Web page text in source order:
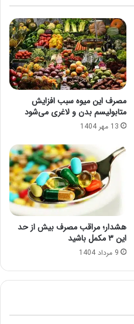
مصرف این میوه سبب افزایش
متابولیسم بدن و لاغری می‌شود
13 مهر 1404
هشدار؛ مراقب مصرف بیش‌ از حد
این ۳ مکمل باشید
9 مرداد 1404